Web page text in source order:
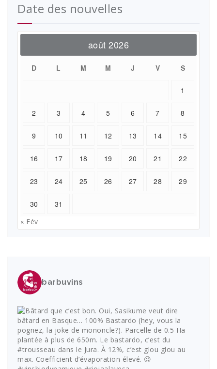
Date des nouvelles
août 2026
D L M M J V S
1
2 3 4 5 6 7 8
9 10 11 12 13 14 15
16 17 18 19 20 21 22
23 24 25 26 27 28 29
30 31
« Fév
barbuvins